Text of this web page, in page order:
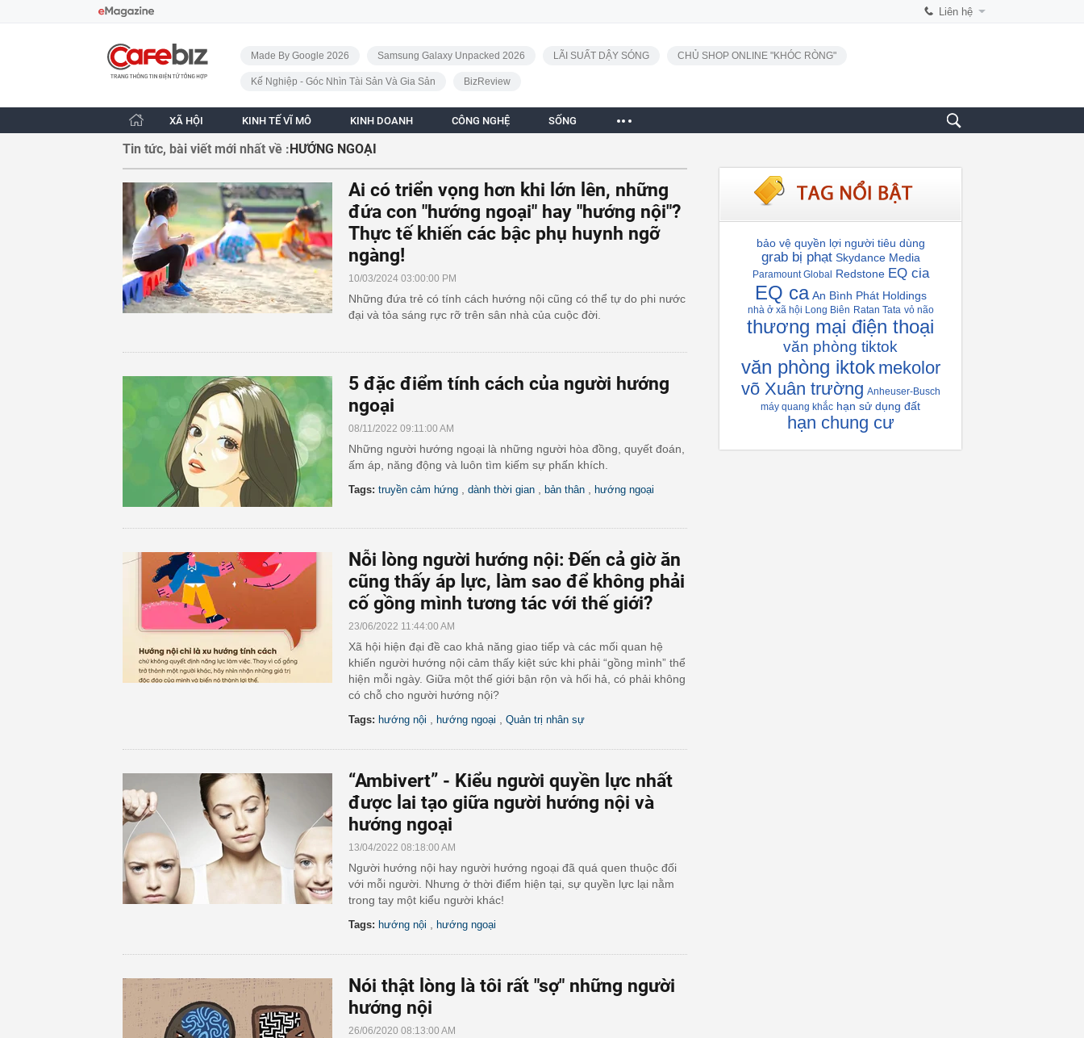
Liên hệ
CafeBiz - Trang chủ
Made By Google 2026
Samsung Galaxy Unpacked 2026 LÃI SUẤT DẬY SÓNG CHỦ SHOP ONLINE "KHÓC RÒNG"
Kế Nghiệp - Góc Nhìn Tài Sản Và Gia Sản BizReview
XÃ HỘI KINH TẾ VĨ MÔ KINH DOANH CÔNG NGHỆ SỐNG
Tin tức, bài viết mới nhất về :HƯỚNG NGOẠI
Ai có triển vọng hơn khi lớn lên, những
đứa con "hướng ngoại" hay "hướng nội"?
Thực tế khiến các bậc phụ huynh ngỡ
ngàng!
10/03/2024 03:00:00 PM
Những đứa trẻ có tính cách hướng nội cũng có thể tự do phi nước
đại và tỏa sáng rực rỡ trên sân nhà của cuộc đời.
5 đặc điểm tính cách của người hướng
ngoại
08/11/2022 09:11:00 AM
Những người hướng ngoại là những người hòa đồng, quyết đoán,
ấm áp, năng động và luôn tìm kiếm sự phấn khích.
Tags: truyền cảm hứng dành thời gian bản thân hướng ngoại
Nỗi lòng người hướng nội: Đến cả giờ ăn
cũng thấy áp lực, làm sao để không phải
cố gồng mình tương tác với thế giới?
23/06/2022 11:44:00 AM
Xã hội hiện đại đề cao khả năng giao tiếp và các mối quan hệ
khiến người hướng nội cảm thấy kiệt sức khi phải “gồng mình” thể
hiện mỗi ngày. Giữa một thế giới bận rộn và hối hả, có phải không
có chỗ cho người hướng nội?
Tags: hướng nội hướng ngoại Quản trị nhân sự
“Ambivert” - Kiểu người quyền lực nhất
được lai tạo giữa người hướng nội và
hướng ngoại
13/04/2022 08:18:00 AM
Người hướng nội hay người hướng ngoại đã quá quen thuộc đối
với mỗi người. Nhưng ở thời điểm hiện tại, sự quyền lực lại nằm
trong tay một kiểu người khác!
Tags: hướng nội hướng ngoại
Nói thật lòng là tôi rất "sợ" những người
hướng nội
26/06/2020 08:13:00 AM
bảo vệ quyền lợi người tiêu dùng
grab bị phạt Skydance Media
Paramount Global Redstone EQ cia
EQ ca An Bình Phát Holdings
nhà ở xã hội Long Biên Ratan Tata vỏ não
thương mại điện thoại
văn phòng tiktok
văn phòng iktok mekolor
võ Xuân trường Anheuser-Busch
máy quang khắc hạn sử dụng đất
hạn chung cư